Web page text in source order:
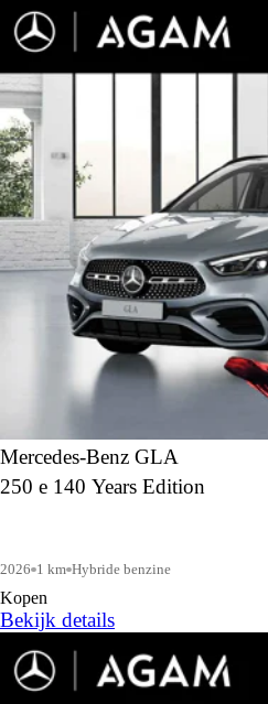
Mercedes-Benz GLA
250 e 140 Years Edition
2026 1 km Hybride benzine
Kopen
Bekijk details